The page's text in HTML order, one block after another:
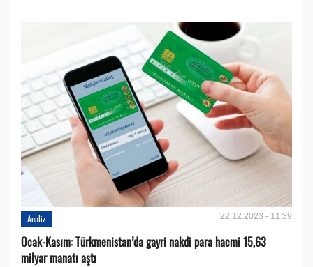
Analiz 22.12.2023 - 11:39
Ocak-Kasım: Türkmenistan’da gayri nakdi para hacmi 15,63
milyar manatı aştı